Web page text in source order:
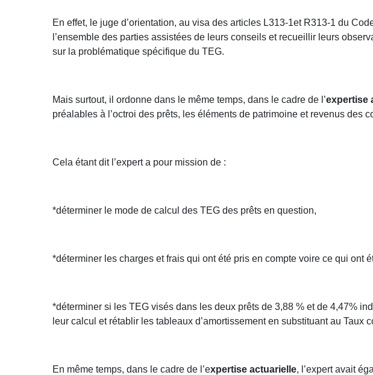
En effet, le juge d’orientation, au visa des articles L313-1et R313-1 du
l’ensemble des parties assistées de leurs conseils et recueillir leurs
sur la problématique spécifique du TEG.
Mais surtout, il ordonne dans le même temps, dans le cadre de l’expertise
préalables à l’octroi des prêts, les éléments de patrimoine et revenus des
Cela étant dit l’expert a pour mission de :
*déterminer le mode de calcul des TEG des prêts en question,
*déterminer les charges et frais qui ont été pris en compte voire ce qui ont
*déterminer si les TEG visés dans les deux prêts de 3,88 % et de 4,47%
leur calcul et rétablir les tableaux d’amortissement en substituant au Taux
En même temps, dans le cadre de l’expertise actuarielle, l’expert avait